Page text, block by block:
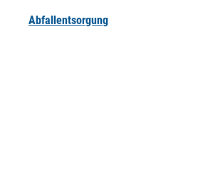
Abfallentsorgung